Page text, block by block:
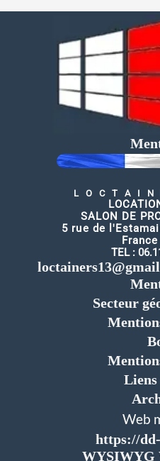
SALON DE
5 rue de
TEL :
Secteur
Web
https://
WYSIWYG